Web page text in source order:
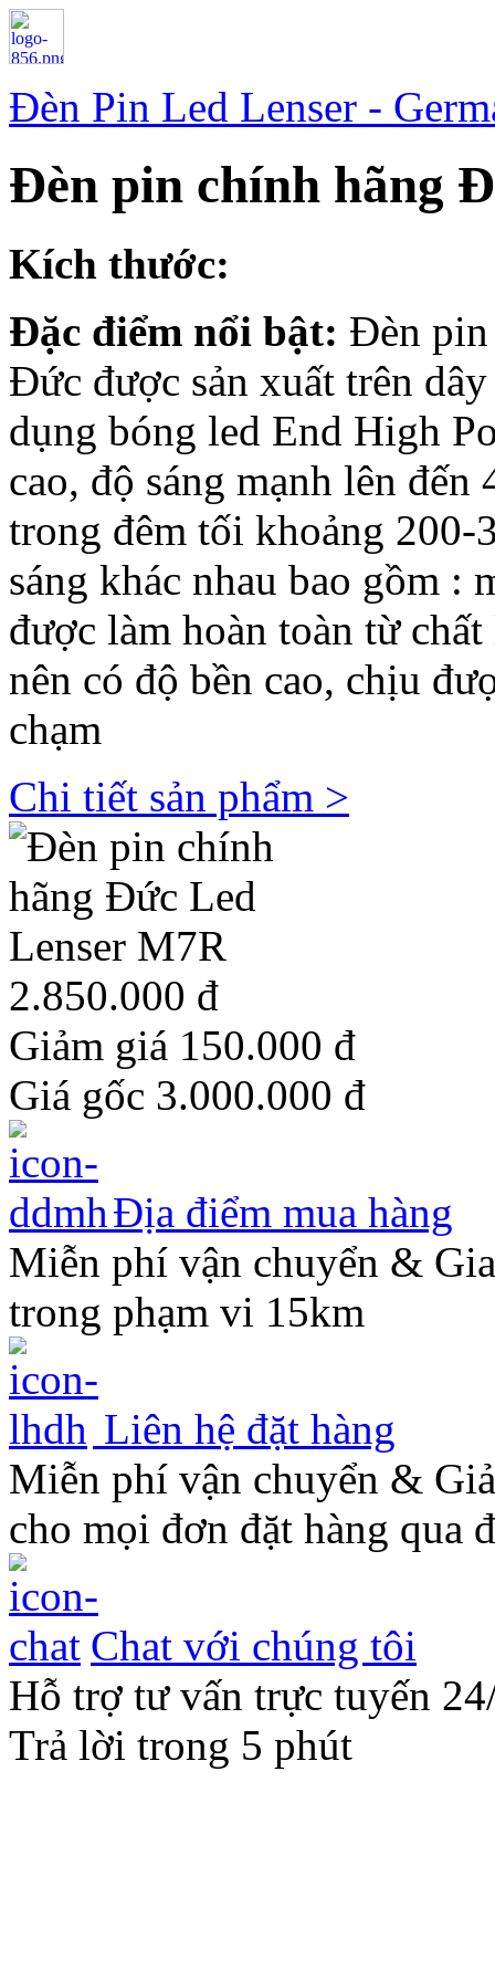
Đèn Pin Led Lenser -
Đèn pin chính hãng
Kích thước:
Đặc điểm nổi bật: Đèn pin
Đức được sản xuất trên
dụng bóng led End High
cao, độ sáng mạnh lên
trong đêm tối khoảng 200-
sáng khác nhau bao gồm :
được làm hoàn toàn từ
nên có độ bền cao, chịu
chạm
Chi tiết sản phẩm >
2.850.000 đ
Giảm giá 150.000 đ
Giá gốc 3.000.000 đ
Địa điểm mua hàng
Miễn phí vận chuyển &
trong phạm vi 15km
Liên hệ đặt hàng
Miễn phí vận chuyển &
cho mọi đơn đặt hàng qua
Chat với chúng tôi
Hỗ trợ tư vấn trực tuyến
Trả lời trong 5 phút